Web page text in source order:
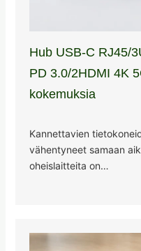
Hub USB-C RJ45/
PD 3.0/2HDMI 4K
kokemuksia
Kannettavien
vähentyneet samaan
oheislaitteita on…